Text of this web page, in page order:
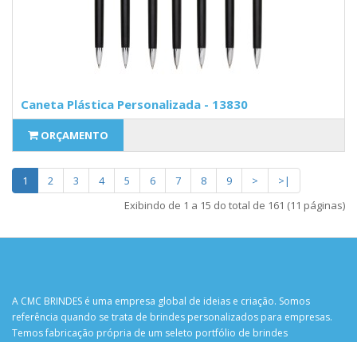
Caneta Plástica Personalizada - 13830
ORÇAMENTO
1 2 3 4 5 6 7 8 9 >
>|
Exibindo de 1 a 15 do total de 161 (11 páginas)
A CMC BRINDES é uma empresa global de ideias e criação. Somos
referência quando se trata de brindes personalizados para empresas.
Temos fabricação própria de um seleto portfólio de brindes